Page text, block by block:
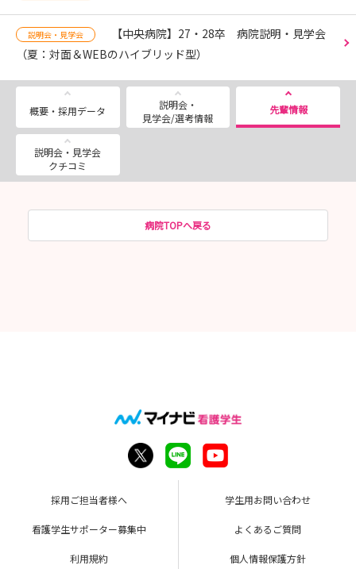
説明会・見学会
【中央病院】27・28卒 病院説明・見学会
（夏：対面＆WEBのハイブリッド型）
概要・採用データ
説明会・
見学会/選考情報
先輩情報
説明会・見学会
クチコミ
病院TOPへ戻る
採用ご担当者様へ 学生用お問い合わせ
看護学生サポーター募集中 よくあるご質問
利用規約 個人情報保護方針